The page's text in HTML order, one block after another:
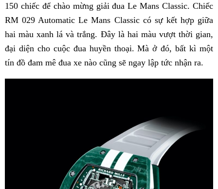
150 chiếc để chào mừng giải đua Le Mans Classic. Chiếc
RM 029 Automatic Le Mans Classic có sự kết hợp giữa
hai màu xanh lá và trắng. Đây là hai màu vượt thời gian,
đại diện cho cuộc đua huyền thoại. Mà ở đó, bất kì một
tín đồ đam mê đua xe nào cũng sẽ ngay lập tức nhận ra.